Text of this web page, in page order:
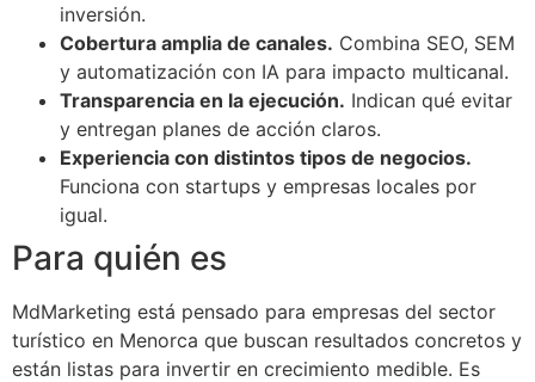
inversión.
Cobertura amplia de canales. Combina SEO, SEM
y automatización con IA para impacto multicanal.
Transparencia en la ejecución. Indican qué evitar
y entregan planes de acción claros.
Experiencia con distintos tipos de negocios.
Funciona con startups y empresas locales por
igual.
Para quién es
MdMarketing está pensado para empresas del sector
turístico en Menorca que buscan resultados concretos y
están listas para invertir en crecimiento medible. Es